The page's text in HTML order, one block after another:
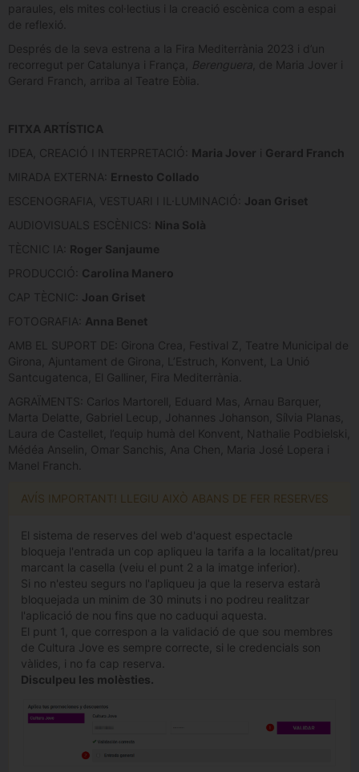
paraules, els mites col·lectius i la creació escènica com a espai
de reflexió.
Després de la seva estrena a la Fira Mediterrània 2023 i d’un
recorregut per Catalunya i França,
Berenguera , de Maria Jover i
Gerard Franch, arriba al Teatre Eòlia.
FITXA ARTÍSTICA
IDEA, CREACIÓ I INTERPRETACIÓ: Maria Jover i Gerard Franch
MIRADA EXTERNA: Ernesto Collado
ESCENOGRAFIA, VESTUARI I IL·LUMINACIÓ: Joan Griset
AUDIOVISUALS ESCÈNICS: Nina Solà
TÈCNIC IA: Roger Sanjaume
PRODUCCIÓ: Carolina Manero
CAP TÈCNIC: Joan Griset
FOTOGRAFIA: Anna Benet
AMB EL SUPORT DE: Girona Crea, Festival Z, Teatre Municipal de
Girona, Ajuntament de Girona, L’Estruch, Konvent, La Unió
Santcugatenca, El Galliner, Fira Mediterrània.
AGRAÏMENTS: Carlos Martorell, Eduard Mas, Arnau Barquer,
Marta Delatte, Gabriel Lecup, Johannes Johanson, Sílvia Planas,
Laura de Castellet, l’equip humà del Konvent, Nathalie Podbielski,
Médéa Anselin, Omar Sanchis, Ana Chen, Maria José Lopera i
Manel Franch.
AVÍS IMPORTANT! LLEGIU AIXÒ ABANS DE FER RESERVES
El sistema de reserves del web d'aquest espectacle
bloqueja l'entrada un cop apliqueu la tarifa a la localitat/preu
marcant la casella (veiu el punt 2 a la imatge inferior).
Si no n'esteu segurs no l'apliqueu ja que la reserva estarà
bloquejada un minim de 30 minuts i no podreu realitzar
l'aplicació de nou fins que no caduqui aquesta.
El punt 1, que correspon a la validació de que sou membres
de Cultura Jove es sempre correcte, si le credencials son
vàlides, i no fa cap reserva.
Disculpeu les molèsties.